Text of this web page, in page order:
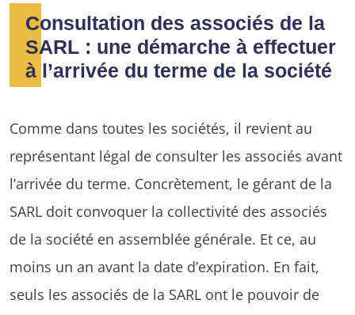
Consultation des associés de la
SARL : une démarche à effectuer
à l’arrivée du terme de la société
Comme dans toutes les sociétés, il revient au
représentant légal de consulter les associés avant
l’arrivée du terme. Concrètement, le gérant de la
SARL doit convoquer la collectivité des associés
de la société en assemblée générale. Et ce, au
moins un an avant la date d’expiration. En fait,
seuls les associés de la SARL ont le pouvoir de